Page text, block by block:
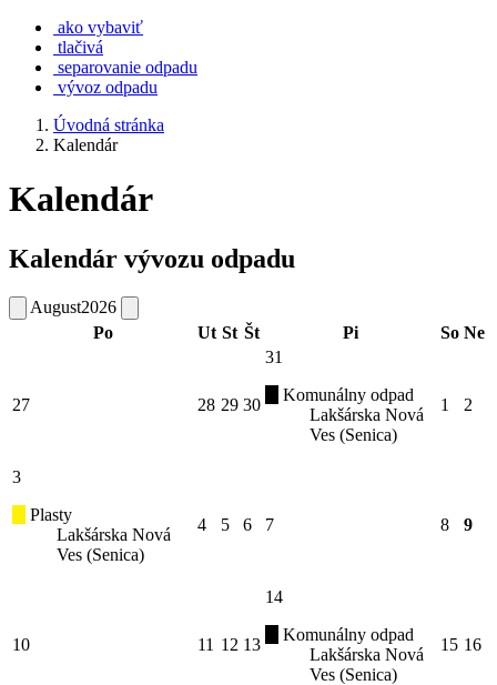
ako vybaviť
tlačivá
separovanie odpadu
vývoz odpadu
Úvodná stránka
Kalendár
Kalendár
Kalendár vývozu odpadu
August2026
Po
Ut St Št Pi So Ne
27 28 29 30
31
Komunálny odpad
Lakšárska Nová
Ves (Senica)
1 2
3
Plasty
Lakšárska Nová
Ves (Senica)
4 5 6 7 8 9
10 11 12 13
14
Komunálny odpad
Lakšárska Nová
Ves (Senica)
15 16